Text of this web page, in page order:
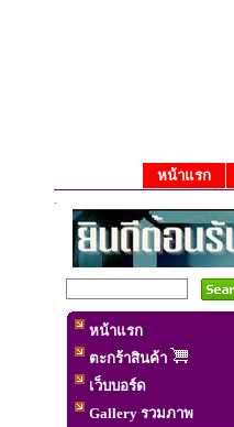
หน้าแรก
.
หน้าแรก
ตะกร้าสินค้า
เว็บบอร์ด
Gallery รวมภาพ